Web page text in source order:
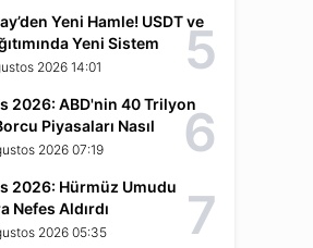
Yeni Hamle! USDT ve
Yeni Sistem
2026 14:01 5
2026: ABD'nin 40 Trilyon
Piyasaları Nasıl
2026 07:19 6
2026: Hürmüz Umudu
Nefes Aldırdı
2026 05:35 7